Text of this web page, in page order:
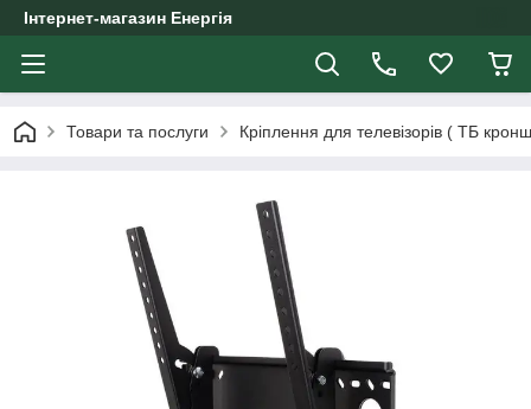
Інтернет-магазин Енергія
Товари та послуги Кріплення для телевізорів ( ТБ